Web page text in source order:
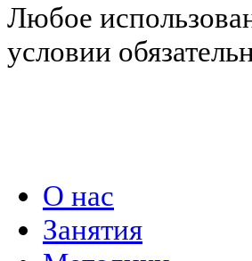
Любое
условии
О нас
Занятия